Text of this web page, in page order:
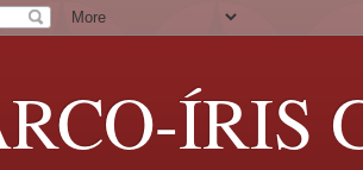
ÍRIS